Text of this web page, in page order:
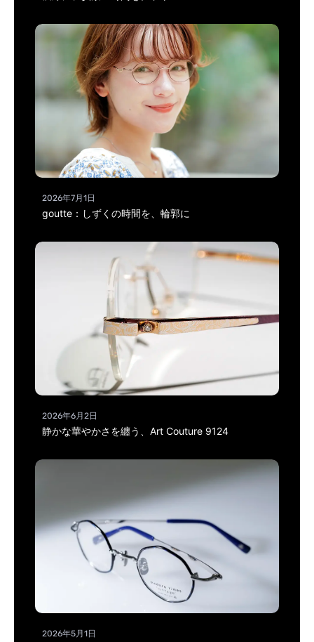
2026年7月1日
goutte：しずくの時間を、輪郭に
2026年6月2日
静かな華やかさを纏う、Art Couture 9124
2026年5月1日